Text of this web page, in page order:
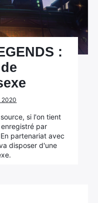
:
2020
si l'on tient
par
En partenariat avec
disposer d'une